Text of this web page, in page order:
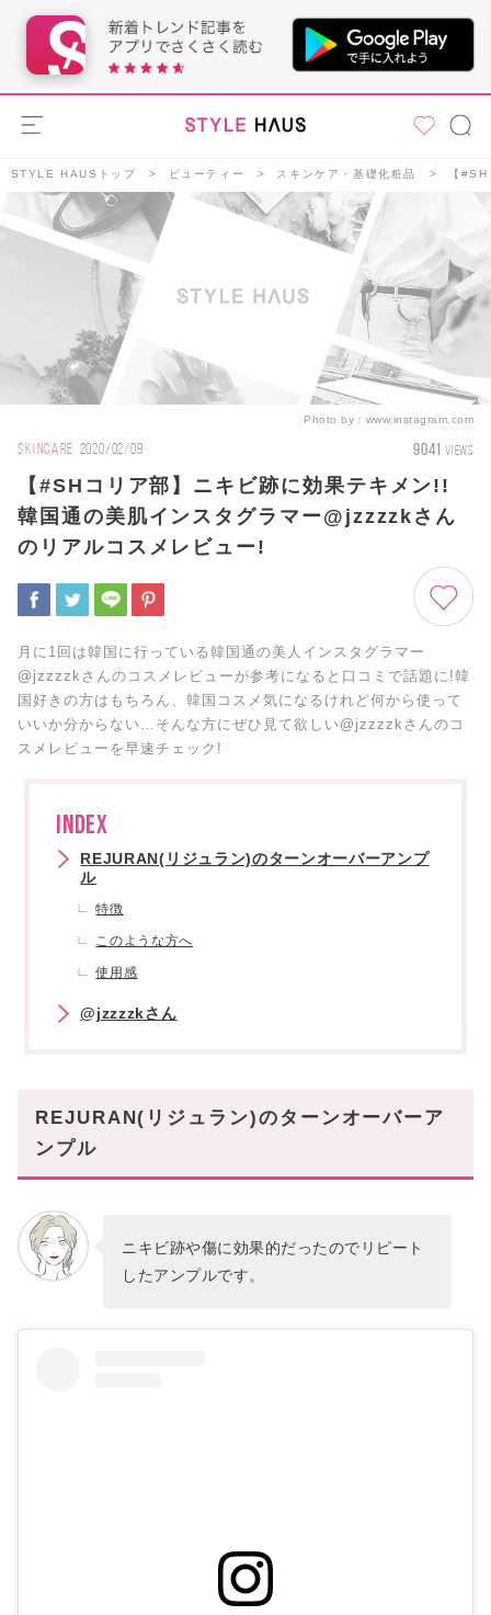
STYLE HAUSトップ ビューティー スキンケア・基礎化粧品 【
Photo by： www.instagram.com
SKINCARE 2020/02/09 9041 VIEWS
【#SHコリア部】ニキビ跡に効果テキメン!!
韓国通の美肌インスタグラマー@jzzzzkさん
のリアルコスメレビュー!
月に1回は韓国に行っている韓国通の美人インスタグラマー
@jzzzzkさんのコスメレビューが参考になると口コミで話題に!韓
国好きの方はもちろん、韓国コスメ気になるけれど何から使って
いいか分からない…そんな方にぜひ見て欲しい@jzzzzkさんのコ
スメレビューを早速チェック!
INDEX
REJURAN(リジュラン)のターンオーバーアンプ
ル
特徴
このような方へ
使用感
@jzzzzkさん
REJURAN(リジュラン)のターンオーバーア
ンプル
ニキビ跡や傷に効果的だったのでリピート
したアンプルです。